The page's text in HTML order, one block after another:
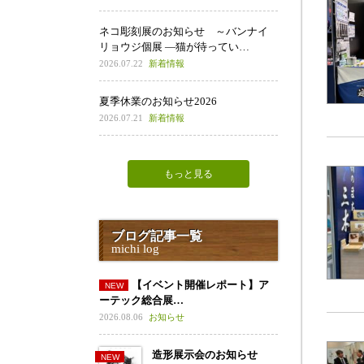
ネコ彫刻展のお知らせ ～バンナイ
リョウジ個展 ―猫が待ってい…
2026.07.22 新着情報
夏季休業のお知らせ2026
2026.07.21 新着情報
もっと見る
ブログ記事一覧
michi log
【イベント開催レポート】ア
ーテック総合展…
2026.08.06 お知らせ
造形展示会のお知らせ